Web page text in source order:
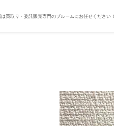
買取り・委託販売専門のブルームにお任せください！